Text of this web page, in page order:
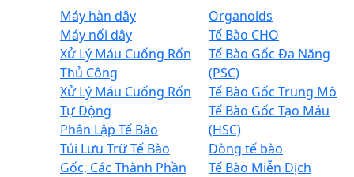
Máy hàn dây
Máy nối dây
Xử Lý Máu Cuống Rốn
Thủ Công
Xử Lý Máu Cuống Rốn
Tự Động
Phân Lập Tế Bào
Túi Lưu Trữ Tế Bào
Gốc, Các Thành Phần
Organoids
Tế Bào CHO
Tế Bào Gốc Đa Năng
(PSC)
Tế Bào Gốc Trung Mô
Tế Bào Gốc Tạo Máu
(HSC)
Dòng tế bào
Tế Bào Miễn Dịch